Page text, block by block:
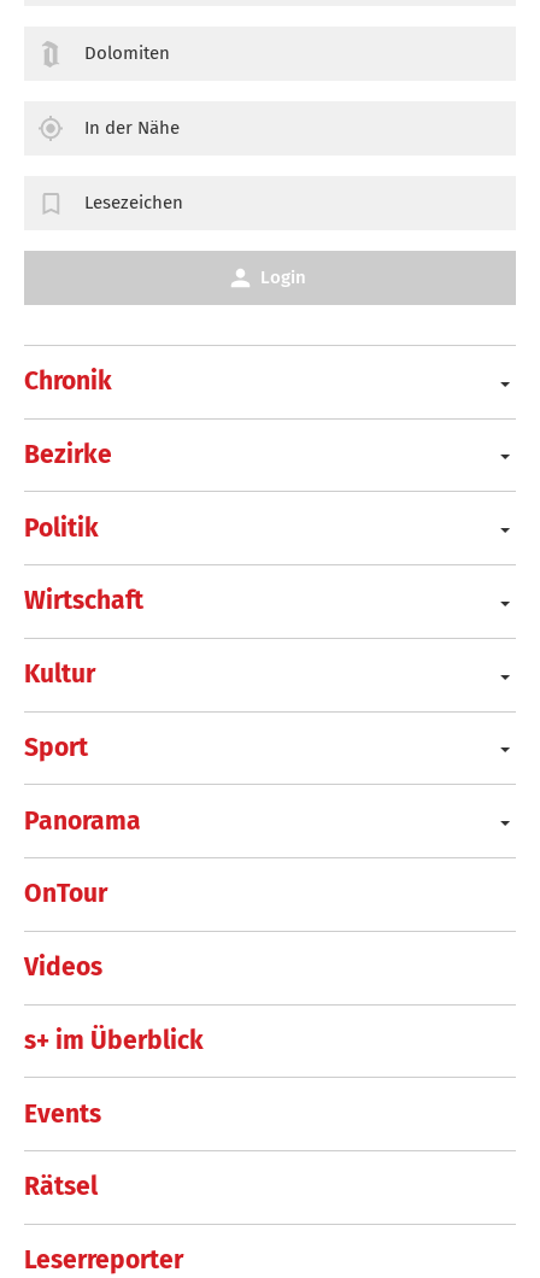
Chronik
Bezirke
Politik
Wirtschaft
Kultur
Sport
Panorama
OnTour
Videos
s+ im Überblick
Events
Rätsel
Leserreporter
Dolomiten
In der Nähe
Lesezeichen
Login